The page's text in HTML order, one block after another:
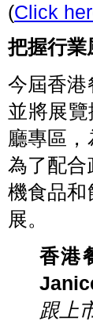
(Click
把握行業
今屆香港
並將展
廳專區
為了配合
機食品和
展。
香港
跟上